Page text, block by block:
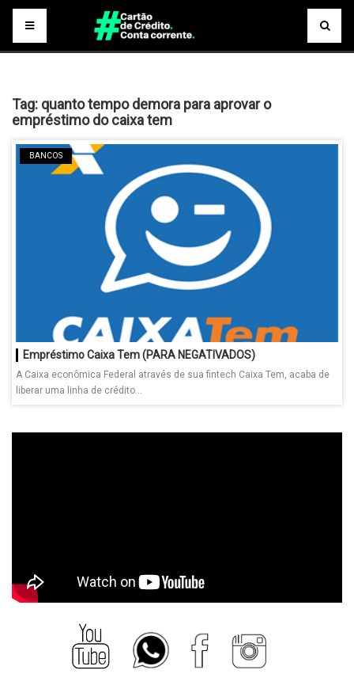
Tag: quanto tempo demora para aprovar o
empréstimo do caixa tem
BANCOS
Empréstimo Caixa Tem (PARA NEGATIVADOS)
A Caixa econômica Federal através de sua fintech Caixa Tem, acaba de
liberar uma linha de crédito...